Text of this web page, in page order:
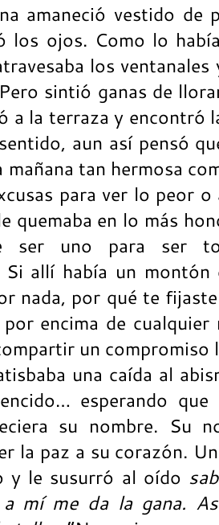
amaneció vestido de
los ojos. Como lo
los
sintió ganas de
a la terraza y encontró
aun así pensó
mañana tan hermosa
para ver lo peor
quemaba en lo más
ser uno para ser
allí había un
nada, por qué te
encima de
un
una caída al
esperando
su nombre. Su
la paz a su corazón.
y le susurró al oído
a mí me da la gana.